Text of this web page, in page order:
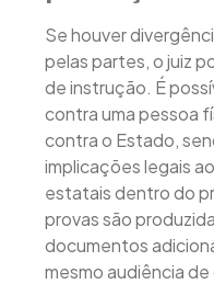
Se houver
pelas partes, o juiz
de instrução. É
contra uma pessoa
contra o Estado,
implicações legais
estatais dentro do
provas são
documentos
mesmo audiência